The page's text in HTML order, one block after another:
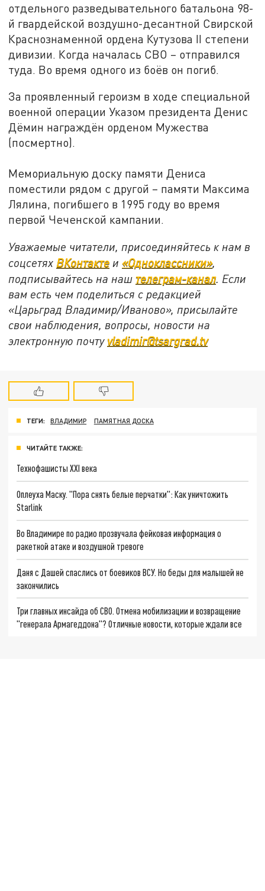
отдельного разведывательного батальона 98-
й гвардейской воздушно-десантной Свирской
Краснознаменной ордена Кутузова II степени
дивизии. Когда началась СВО – отправился
туда. Во время одного из боёв он погиб.
За проявленный героизм в ходе специальной
военной операции Указом президента Денис
Дёмин награждён орденом Мужества
(посмертно).
Мемориальную доску памяти Дениса
поместили рядом с другой – памяти Максима
Лялина, погибшего в 1995 году во время
первой Чеченской кампании.
Уважаемые читатели, присоединяйтесь к нам в
соцсетях ВКонтакте и«Одноклассники»,
подписывайтесь на наш телеграм-канал. Если
вам есть чем поделиться с редакцией
«Царьград Владимир/Иваново», присылайте
свои наблюдения, вопросы, новости на
электронную почту vladimir@tsargrad.tv
ТЕГИ: ВЛАДИМИР ПАМЯТНАЯ ДОСКА
ЧИТАЙТЕ ТАКЖЕ:
Технофашисты XXI века
Оплеуха Маску. "Пора снять белые перчатки": Как уничтожить
Starlink
Во Владимире по радио прозвучала фейковая информация о
ракетной атаке и воздушной тревоге
Даня с Дашей спаслись от боевиков ВСУ. Но беды для малышей не
закончились
Три главных инсайда об СВО. Отмена мобилизации и возвращение
"генерала Армагеддона"? Отличные новости, которые ждали все